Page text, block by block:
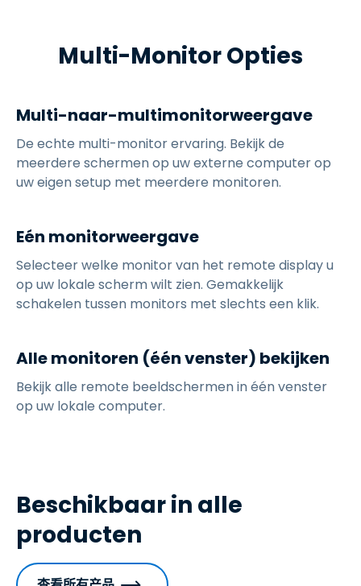
Multi-Monitor Opties
Multi-naar-multimonitorweergave
De echte multi-monitor ervaring. Bekijk de
meerdere schermen op uw externe computer op
uw eigen setup met meerdere monitoren.
Eén monitorweergave
Selecteer welke monitor van het remote display u
op uw lokale scherm wilt zien. Gemakkelijk
schakelen tussen monitors met slechts een klik.
Alle monitoren (één venster) bekijken
Bekijk alle remote beeldschermen in één venster
op uw lokale computer.
Beschikbaar in alle
producten